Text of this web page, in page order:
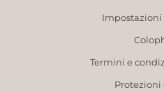
Impostazioni
Termini e
Protezioni